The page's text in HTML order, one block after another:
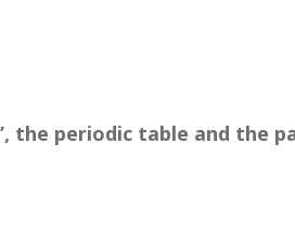
the periodic table and the